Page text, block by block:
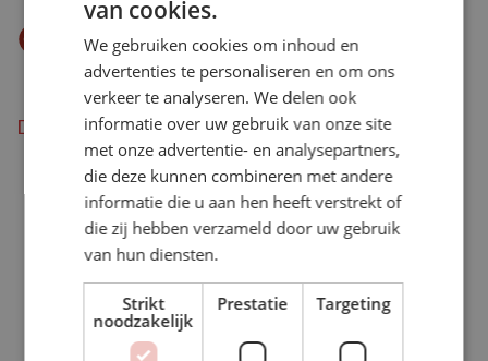
Eet smakelijk
Download als pdf
BEKIJK ONZE ACTIES
van cookies.
We gebruiken cookies om inhoud en
advertenties te personaliseren en om ons
verkeer te analyseren. We delen ook
informatie over uw gebruik van onze site
met onze advertentie- en analysepartners,
die deze kunnen combineren met andere
informatie die u aan hen heeft verstrekt of
die zij hebben verzameld door uw gebruik
van hun diensten.
Strikt
noodzakelijk
Prestatie Targeting